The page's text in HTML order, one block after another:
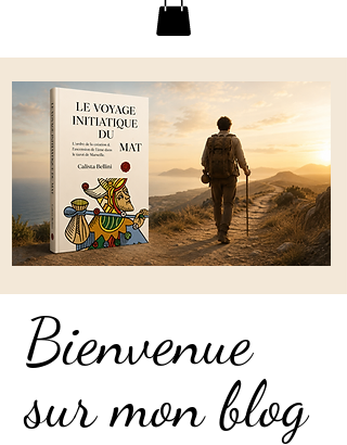
Bienvenue
sur mon blog
Bienvenue
sur mon blog